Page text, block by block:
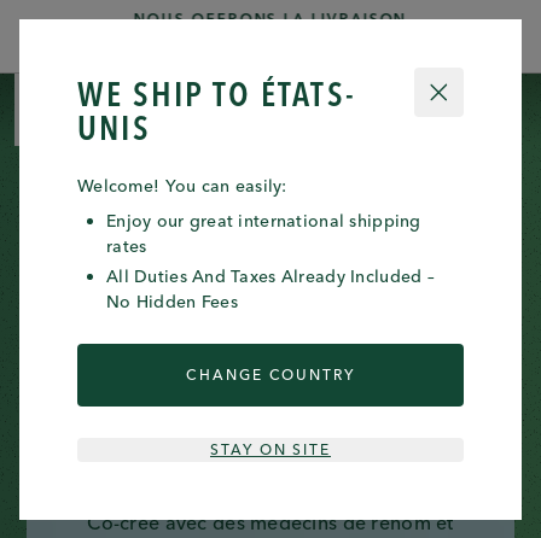
WE SHIP TO ÉTATS-
UNIS
CLOSE
Welcome! You can easily:
Enjoy our great international shipping
rates
All Duties And Taxes Already Included –
No Hidden Fees
CHANGE COUNTRY
STAY ON SITE
NOUS OFFRONS LA LIVRAISON
PRÉSENTATION DES
KITS REGENESOME™
Co-créé avec des médecins de renom et